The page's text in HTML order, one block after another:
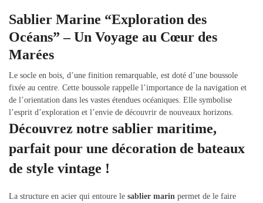
Sablier Marine “Exploration des
Océans” – Un Voyage au Cœur des
Marées
Le socle en bois, d’une finition remarquable, est doté d’une boussole
fixée au centre. Cette boussole rappelle l’importance de la navigation et
de l’orientation dans les vastes étendues océaniques. Elle symbolise
l’esprit d’exploration et l’envie de découvrir de nouveaux horizons.
Découvrez notre sablier maritime,
parfait pour une décoration de bateaux
de style vintage !
La structure en acier qui entoure le sablier marin permet de le faire